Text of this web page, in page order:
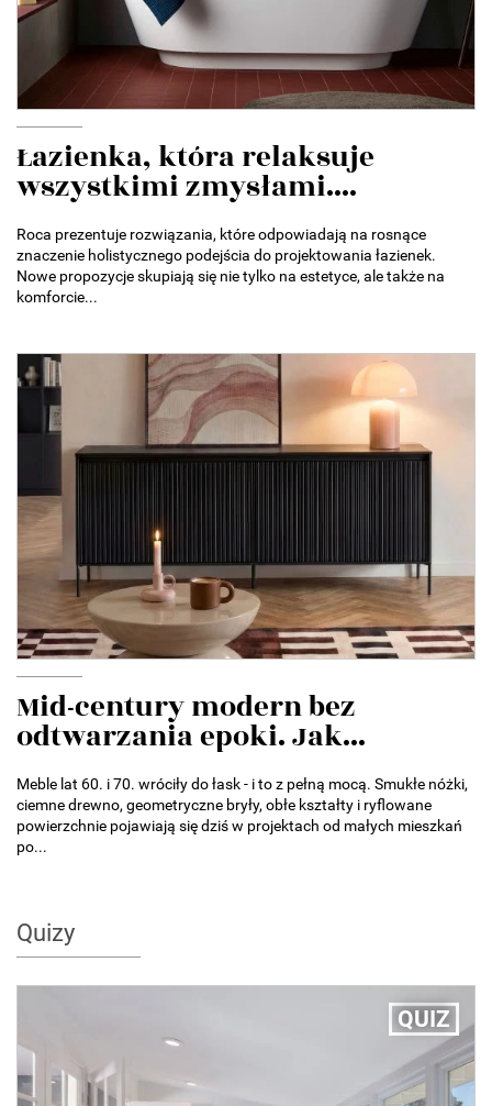
Łazienka, która relaksuje
wszystkimi zmysłami....
Roca prezentuje rozwiązania, które odpowiadają na rosnące
znaczenie holistycznego podejścia do projektowania łazienek.
Nowe propozycje skupiają się nie tylko na estetyce, ale także na
komforcie...
Mid-century modern bez
odtwarzania epoki. Jak...
Meble lat 60. i 70. wróciły do łask - i to z pełną mocą. Smukłe nóżki,
ciemne drewno, geometryczne bryły, obłe kształty i ryflowane
powierzchnie pojawiają się dziś w projektach od małych mieszkań
po...
Quizy
QUIZ